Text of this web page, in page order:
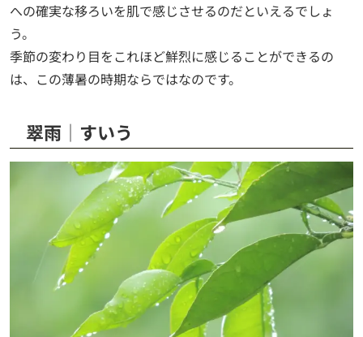
への確実な移ろいを肌で感じさせるのだといえるでしょ
う。
季節の変わり目をこれほど鮮烈に感じることができるの
は、この薄暑の時期ならではなのです。
翠雨│すいう